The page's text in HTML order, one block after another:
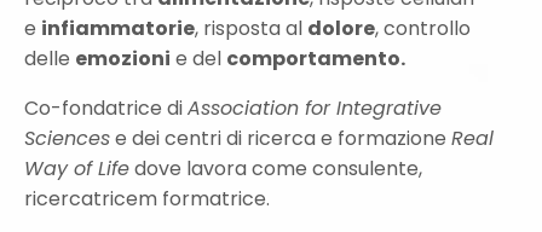
e infiammatorie, risposta al dolore, controllo
delle emozioni e del comportamento.
Co-fondatrice diAssociation for Integrative
Sciencese dei centri di ricerca e formazione Real
Way of Lifedove lavora come consulente,
ricercatricem formatrice.